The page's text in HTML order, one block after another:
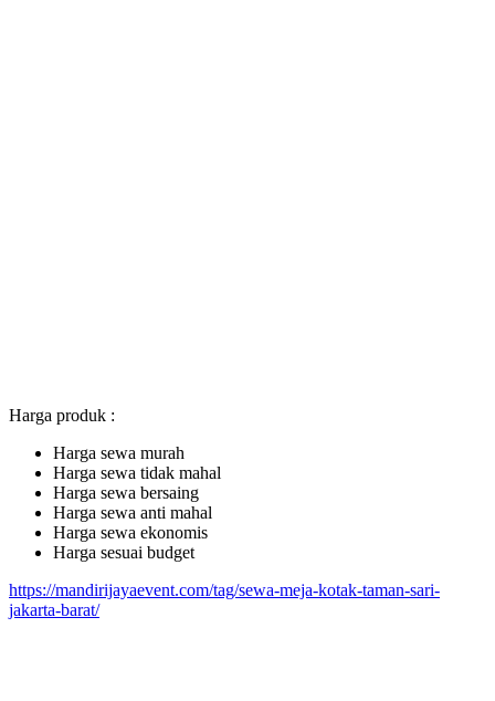
Harga produk :
Harga sewa murah
Harga sewa tidak mahal
Harga sewa bersaing
Harga sewa anti mahal
Harga sewa ekonomis
Harga sesuai budget
https://mandirijayaevent.com/tag/sewa-meja-kotak-taman-sari-
jakarta-barat/